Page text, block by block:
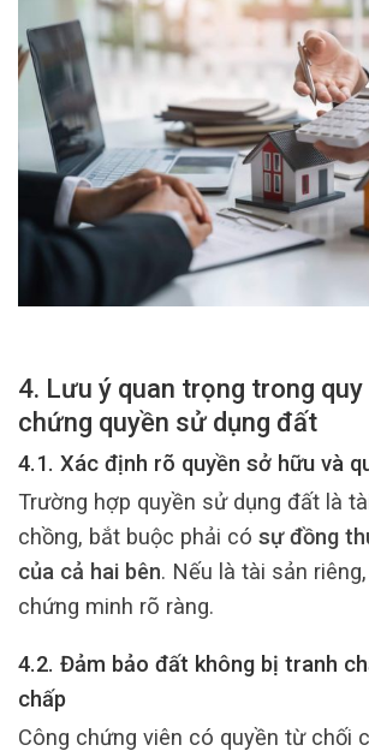
4. Lưu ý quan trọng trong
chứng quyền sử dụng đất
4.1. Xác định rõ quyền sở hữu và
Trường hợp quyền sử dụng đất là
chồng, bắt buộc phải có sự đồng
của cả hai bên. Nếu là tài sản
chứng minh rõ ràng.
4.2. Đảm bảo đất không bị tranh
chấp
Công chứng viên có quyền từ chối